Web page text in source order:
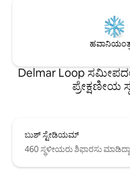
Delmar Loop
ಪ್ರೇಕ್ಷಣೀಯ
ಬುಶ್ ಸ್ಟೇಡಿಯಮ್
460 ಸ್ಥಳೀಯರು ಶಿಫಾರಸು